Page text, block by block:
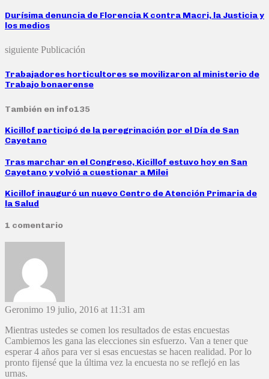
Durísima denuncia de Florencia K contra Macri, la Justicia y
los medios
siguiente Publicación
Trabajadores horticultores se movilizaron al ministerio de
Trabajo bonaerense
También en info135
Kicillof participó de la peregrinación por el Día de San
Cayetano
Tras marchar en el Congreso, Kicillof estuvo hoy en San
Cayetano y volvió a cuestionar a Milei
Kicillof inauguró un nuevo Centro de Atención Primaria de
la Salud
1 comentario
Geronimo 19 julio, 2016 at 11:31 am
Mientras ustedes se comen los resultados de estas encuestas
Cambiemos les gana las elecciones sin esfuerzo. Van a tener que
esperar 4 años para ver si esas encuestas se hacen realidad. Por lo
pronto fijensé que la última vez la encuesta no se reflejó en las
urnas.